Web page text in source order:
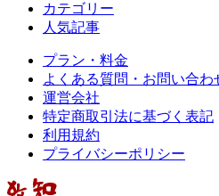
カテゴリー
人気記事
プラン・料金
よくある質問・お問い合わ
運営会社
特定商取引法に基づく表記
利用規約
プライバシーポリシー